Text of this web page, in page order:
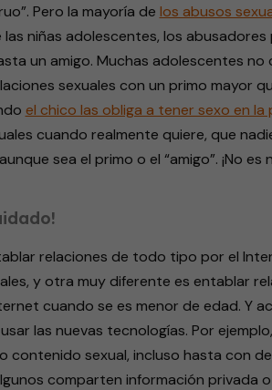
Pero la mayoría de los abusos
niñas adolescentes, los
un amigo. Muchas adolescentes
sexuales con un primo mayor
el chico las obliga a tener sexo en la
cuando realmente quiere, que
sea el primo o el “amigo”. ¡No es
relaciones de todo tipo por el
y otra muy diferente es entablar
cuando se es menor de edad. Y
las nuevas tecnologías. Por
contenido sexual, incluso hasta con
comparten información privada